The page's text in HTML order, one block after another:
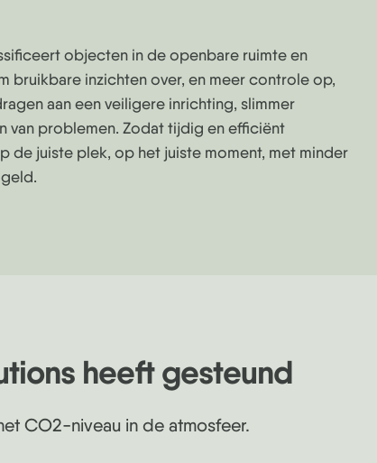
objecten in de openbare ruimte en
bruikbare inzichten over, en meer controle op,
aan een veiligere inrichting, slimmer
van problemen. Zodat tijdig en efficiënt
de juiste plek, op het juiste moment, met minder
heeft gesteund
CO2-niveau in de atmosfeer.